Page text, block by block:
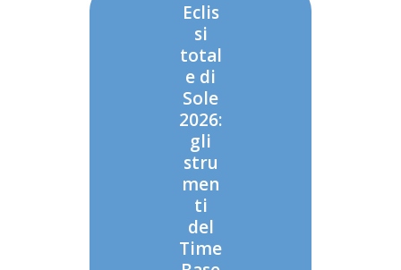
Eclis
si
total
e di
Sole
2026:
gli
stru
men
ti
del
Time